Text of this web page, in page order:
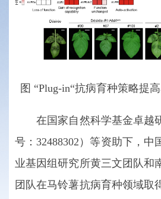
图 “Plug-in“抗病育种策略提
在国家自然科学基金卓越
号：32488302）等资助下，中
业基因组研究所黄三文团队和
团队在马铃薯抗病育种领域取